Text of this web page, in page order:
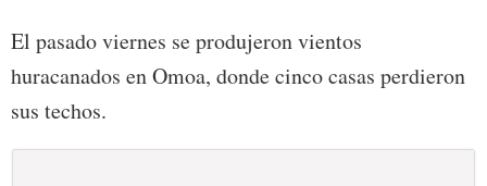
El pasado viernes se produjeron vientos
huracanados en Omoa, donde cinco casas perdieron
sus techos.